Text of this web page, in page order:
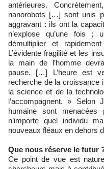
antérieures.
nanorobots […] sont unis
aggravant : ils ont la
n’explose qu’une fois ;
démultiplier et
L’évidente fragilité et les
la main de l’homme
pause. […] L’heure est
recherche de la croissance
la science et de la
l’accompagnent. »
humaine sont
n’importe quel individu
nouveaux fléaux en dehors
Que nous réserve le futur
Ce point de vue est